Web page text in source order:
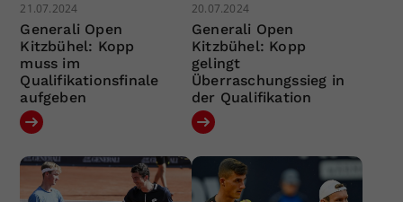
21.07.2024
Generali Open
Kitzbühel: Kopp
muss im
Qualifikationsfinale
aufgeben
20.07.2024
Generali Open
Kitzbühel: Kopp
gelingt
Überraschungssieg in
der Qualifikation